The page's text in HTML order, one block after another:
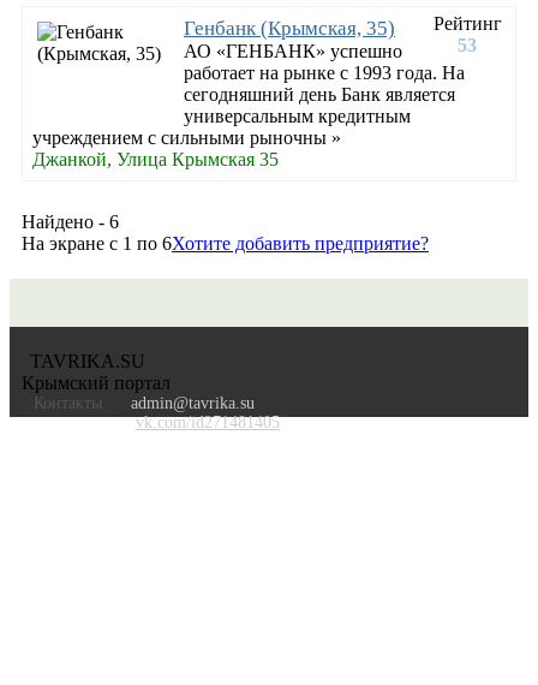
Рейтинг
53
Генбанк (Крымская, 35)
АО «ГЕНБАНК» успешно
работает на рынке с 1993 года. На
сегодняшний день Банк является
универсальным кредитным
учреждением с сильными рыночны »
Джанкой, Улица Крымская 35
Найдено - 6
На экране с 1 по 6Хотите добавить предприятие?
TAVRIKA.SU
Крымский портал
Контакты
admin@tavrika.su
vk.com/id271481405